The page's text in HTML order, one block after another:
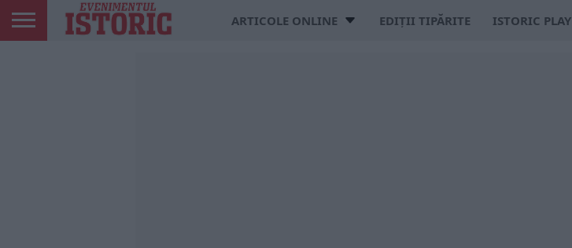
ARTICOLE ONLINE EDIȚII TIPĂRITE ISTORIC PLAY